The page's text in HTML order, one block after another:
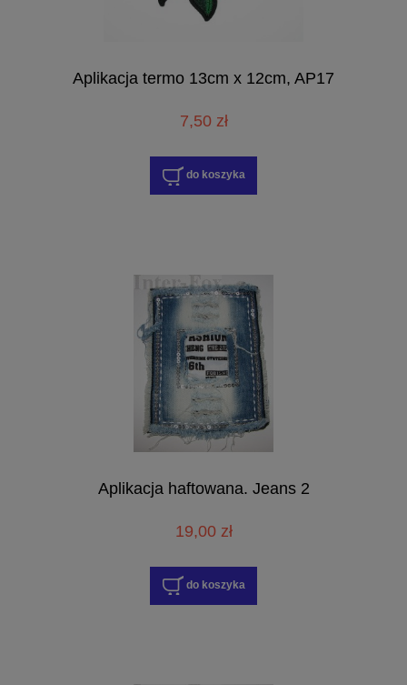
Aplikacja termo 13cm x 12cm, AP17
7,50 zł
do koszyka
Aplikacja haftowana. Jeans 2
19,00 zł
do koszyka